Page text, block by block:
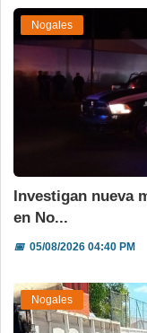
Nogales
Investigan nueva
en No...
📅05/08/2026 04:40 PM
Nogales